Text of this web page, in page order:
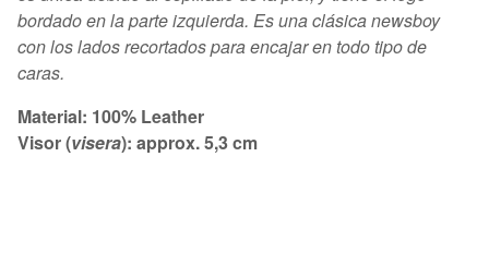
bordado en la parte izquierda. Es una clásica newsboy
con los lados recortados para encajar en todo tipo de
caras.
Material: 100% Leather
Visor (visera): approx. 5,3 cm